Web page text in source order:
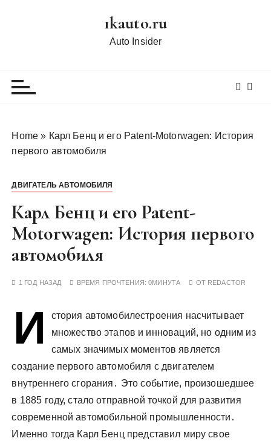
1kauto.ru
Auto Insider
Home » Карл Бенц и его Patent-Motorwagen: История
первого автомобиля
ДВИГАТЕЛЬ АВТОМОБИЛЯ
Карл Бенц и его Patent-
Motorwagen: История первого
автомобиля
1 ГОД НАЗАД ВРЕМЯ ПРОЧТЕНИЯ:0МИНУТА ОТ REDACTOR
И
стория автомобилестроения насчитывает
множество этапов и инноваций, но одним из
самых значимых моментов является
создание первого автомобиля с двигателем
внутреннего сгорания․ Это событие, произошедшее
в 1885 году, стало отправной точкой для развития
современной автомобильной промышленности․
Именно тогда Карл Бенц представил миру свое